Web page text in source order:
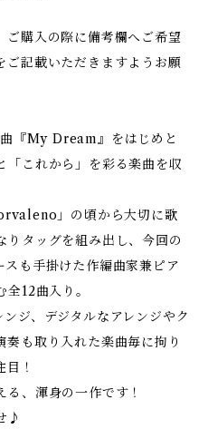
ご購入の際に備考欄へご希望
ご記載いただきますようお願
『My Dream』をはじめと
「これから」を彩る楽曲を収
」の頃から大切に歌
りタッグを組み出し、今回の
スも手掛けた作編曲家兼ピア
12曲入り。
ジ、デジタルなアレンジやク
も取り入れた楽曲毎に拘り
！
、渾身の一作です！
♪